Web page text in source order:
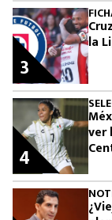
la
3
ver
4